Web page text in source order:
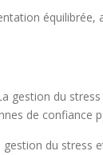
gestion du
de confiance
du